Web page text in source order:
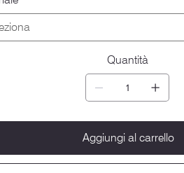
Quantità
Aggiungi al carrello